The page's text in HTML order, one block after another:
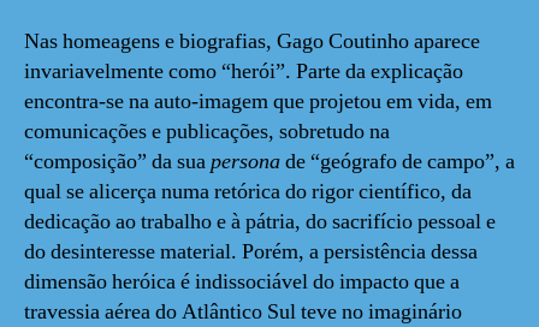
Nas homeagens e biografias, Gago Coutinho aparece
invariavelmente como “herói”. Parte da explicação
encontra-se na auto-imagem que projetou em vida, em
comunicações e publicações, sobretudo na
“composição” da suapersonade “geógrafo de campo”, a
qual se alicerça numa retórica do rigor científico, da
dedicação ao trabalho e à pátria, do sacrifício pessoal e
do desinteresse material. Porém, a persistência dessa
dimensão heróica é indissociável do impacto que a
travessia aérea do Atlântico Sul teve no imaginário